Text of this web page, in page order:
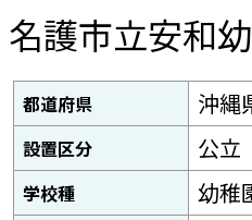
名護市立安和
都道府県 沖縄
設置区分 公立
学校種 幼稚